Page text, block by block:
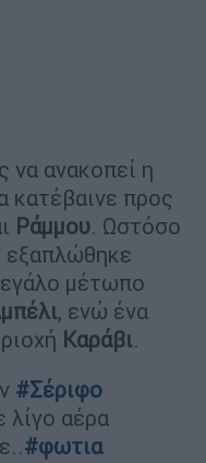
να ανακοπεί η
κατέβαινε προς
Ράμμου. Ωστόσο
εξαπλώθηκε
μέτωπο
, ενώ ένα
Καράβι.
#Σέριφο
λίγο αέρα
#φωτια